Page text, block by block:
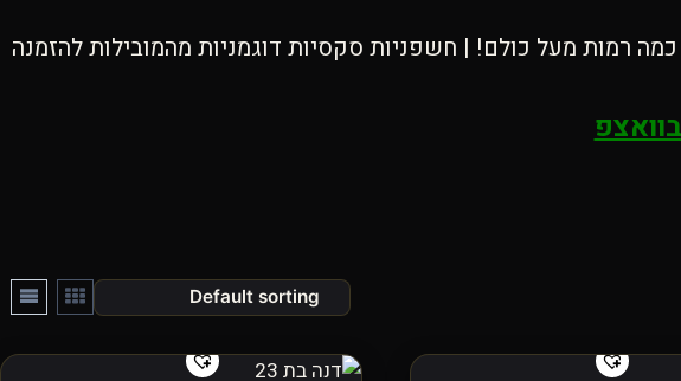
רמות מעל כולם! | חשפניות סקסיות דוגמניות מהמובילות להזמנה